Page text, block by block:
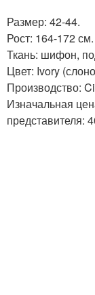
Размер: 42-44.
Рост: 164-172 см.
Ткань: шифон,
Цвет: Ivory
Производство:
Изначальная
представителя: